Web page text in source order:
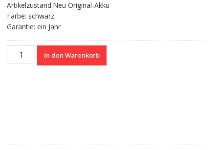
Artikelzustand:Neu Original-Akku
Farbe: schwarz
Garantie: ein Jahr
Nagelneuer
In den Warenkorb